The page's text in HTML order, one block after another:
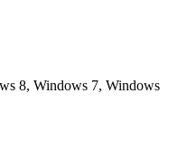
8, Windows 7, Windows